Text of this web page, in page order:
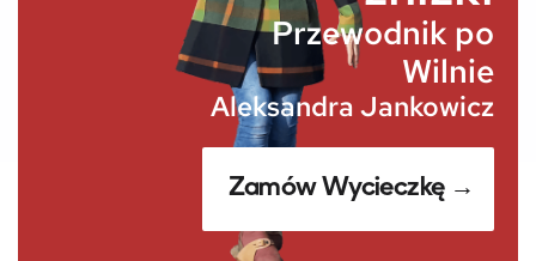
© POZNAJWILNO.PL
Zgłoś błąd:info@poznajwilno.pl
Przewodnik po
Wilnie
Aleksandra Jankowicz
Zamów Wycieczkę →